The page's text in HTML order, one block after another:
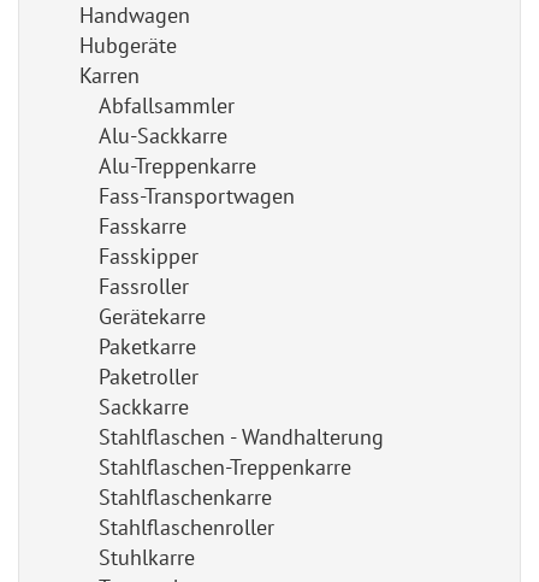
Handwagen
Hubgeräte
Karren
Abfallsammler
Alu-Sackkarre
Alu-Treppenkarre
Fass-Transportwagen
Fasskarre
Fasskipper
Fassroller
Gerätekarre
Paketkarre
Paketroller
Sackkarre
Stahlflaschen - Wandhalterung
Stahlflaschen-Treppenkarre
Stahlflaschenkarre
Stahlflaschenroller
Stuhlkarre